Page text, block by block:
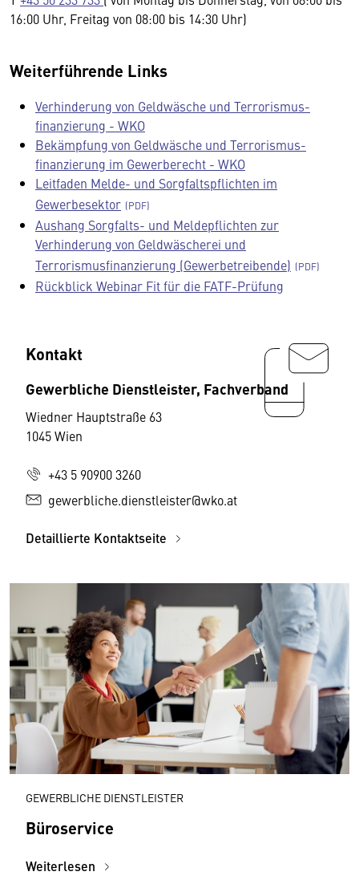
16:00 Uhr, Freitag von 08:00 bis 14:30 Uhr)
Weiterführende Links
Ver­hinderung von Geld­­wäsche und Terroris­mus­
finanzierung - WKO
Bekämpfung von Geldwäsche und Terrorismus­
finanzierung im Gewerbe­recht - WKO
Leitfaden Melde- und Sorgfaltspflichten im
Gewerbesektor
Aushang Sorgfalts- und Meldepflichten zur
Verhinderung von Geldwäscherei und
Terrorismusfinanzierung (Gewerbetreibende)
Rückblick Webinar Fit für die FATF-Prüfung
Kontakt
Gewerbliche Dienstleister, Fachverband
Wiedner Hauptstraße 63
1045 Wien
+43 5 90900 3260
gewerbliche.dienstleister@wko.at
Detaillierte Kontaktseite
GEWERBLICHE DIENSTLEISTER
Büroservice
Weiterlesen